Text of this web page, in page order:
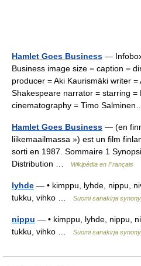
Hamlet Goes Business —
Business image size = caption =
producer = Aki Kaurismäki writer =
Shakespeare narrator = starring =
cinematography = Timo
Hamlet Goes Business — (en
liikemaailmassa ») est un film
sorti en 1987. Sommaire 1
Distribution …
Wikipédia en Français
lyhde — • kimppu, lyhde, nippu,
tukku, vihko …
Suomi sanakirja
nippu — • kimppu, lyhde, nippu,
tukku, vihko …
Suomi sanakirja